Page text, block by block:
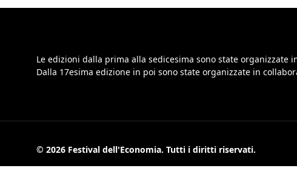
Le edizioni dalla prima alla sedicesima sono state organizzate
Dalla 17esima edizione in poi sono state organizzate in
© 2026 Festival dell'Economia. Tutti i diritti riservati.